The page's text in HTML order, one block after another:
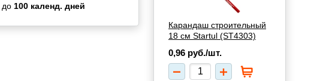
до 100 календ. дней
Карандаш строительный
18 см Startul (ST4303)
0,96 руб./шт.